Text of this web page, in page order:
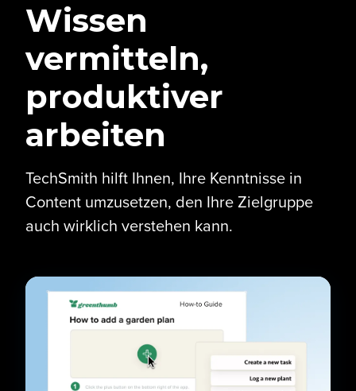
Wissen
vermitteln,
produktiver
arbeiten
TechSmith hilft Ihnen, Ihre Kenntnisse in
Content umzusetzen, den Ihre Zielgruppe
auch wirklich verstehen kann.